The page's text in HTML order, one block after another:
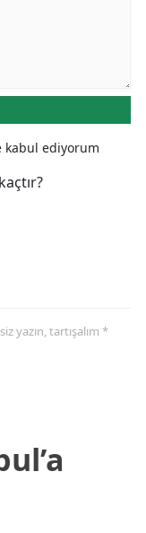
kabul ediyorum
yazın, tartışalım *